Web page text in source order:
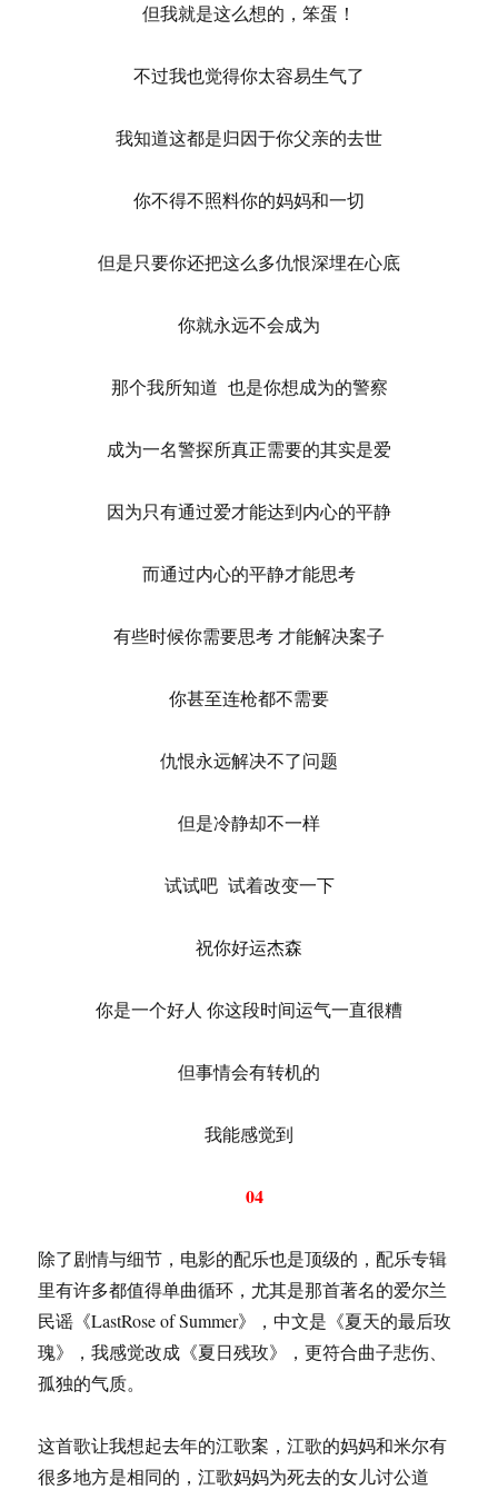
但我就是这么想的，笨蛋！
不过我也觉得你太容易生气了
我知道这都是归因于你父亲的去世
你不得不照料你的妈妈和一切
但是只要你还把这么多仇恨深埋在心底
你就永远不会成为
那个我所知道 也是你想成为的警察
成为一名警探所真正需要的其实是爱
因为只有通过爱才能达到内心的平静
而通过内心的平静才能思考
有些时候你需要思考 才能解决案子
你甚至连枪都不需要
仇恨永远解决不了问题
但是冷静却不一样
试试吧 试着改变一下
祝你好运杰森
你是一个好人 你这段时间运气一直很糟
但事情会有转机的
我能感觉到
04
除了剧情与细节，电影的配乐也是顶级的，配乐专辑
里有许多都值得单曲循环，尤其是那首著名的爱尔兰
民谣《LastRose of Summer》，中文是《夏天的最后玫
瑰》，我感觉改成《夏日残玫》，更符合曲子悲伤、
孤独的气质。
这首歌让我想起去年的江歌案，江歌的妈妈和米尔有
很多地方是相同的，江歌妈妈为死去的女儿讨公道